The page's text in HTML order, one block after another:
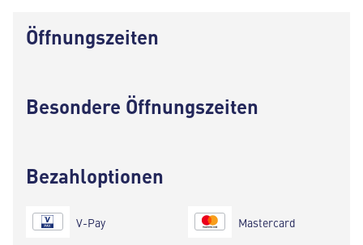
Öffnungszeiten
Besondere Öffnungszeiten
Bezahloptionen
V-Pay Mastercard